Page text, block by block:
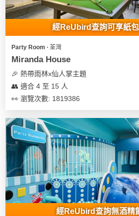
品
場
地
佈
置
用
品
即
食
煮
拍
拖
業/
公
司
活
動
婚
禮
子
活
動
員
需
交
軟
時
間
神
情
侶
願
們
關
於
我
經ReUbird查詢可享紙
Party Room ∙ 荃灣
Miranda House
🎉 熱帶雨林x仙人掌主題
👥 適合 4 至 15 人
👀 瀏覽次數: 1819386
經ReUbird查詢無酒精